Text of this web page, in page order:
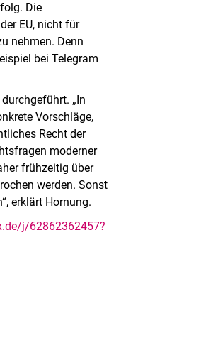
Die
EU, nicht für
nehmen. Denn
bei Telegram
„In
Vorschläge,
Recht der
moderner
frühzeitig über
werden. Sonst
erklärt Hornung.
j/62862362457?